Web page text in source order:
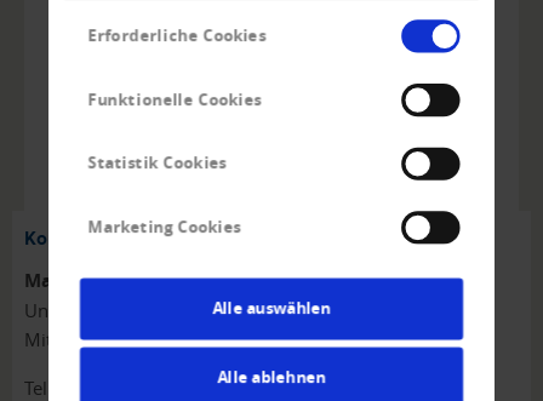
Erforderliche Cookies
Funktionelle Cookies
Statistik Cookies
Marketing Cookies
Alle auswählen
Alle ablehnen
Kontakt
Mag. Gerhard M. Weinhofer
Unternehmenskommunikation
Mitglied der Geschäftsleitung
Tel.
+43 (0)1 - 218 62 20 - 551